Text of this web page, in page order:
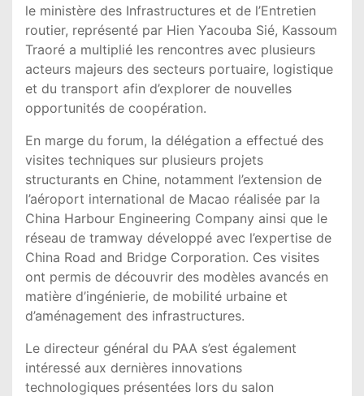
le ministère des Infrastructures et de l’Entretien
routier, représenté par Hien Yacouba Sié, Kassoum
Traoré a multiplié les rencontres avec plusieurs
acteurs majeurs des secteurs portuaire, logistique
et du transport afin d’explorer de nouvelles
opportunités de coopération.
En marge du forum, la délégation a effectué des
visites techniques sur plusieurs projets
structurants en Chine, notamment l’extension de
l’aéroport international de Macao réalisée par la
China Harbour Engineering Company ainsi que le
réseau de tramway développé avec l’expertise de
China Road and Bridge Corporation. Ces visites
ont permis de découvrir des modèles avancés en
matière d’ingénierie, de mobilité urbaine et
d’aménagement des infrastructures.
Le directeur général du PAA s’est également
intéressé aux dernières innovations
technologiques présentées lors du salon